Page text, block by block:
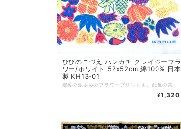
ひびのこづえ ハンカチ クレイジーフラ
ワー/ホワイト 52x52cm 綿100% 日本
製 KH13-01
¥1,320